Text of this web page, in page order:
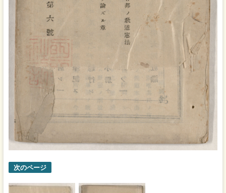
次のページ